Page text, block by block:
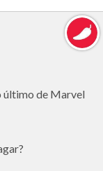
último de Marvel